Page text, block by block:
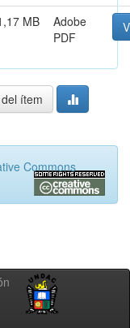
MB
Adobe
PDF
ítem
Commons